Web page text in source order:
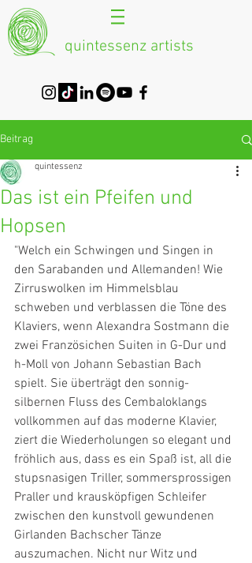
quintessenz artists
Beitrag
Das ist ein Pfeifen und
Hopsen
quintessenz
"Welch ein Schwingen und Singen in
den Sarabanden und Allemanden! Wie
Zirruswolken im Himmelsblau
schweben und verblassen die Töne des
Klaviers, wenn Alexandra Sostmann die
zwei Französichen Suiten in G-Dur und
h-Moll von Johann Sebastian Bach
spielt. Sie überträgt den sonnig-
silbernen Fluss des Cembaloklangs
vollkommen auf das moderne Klavier,
ziert die Wiederholungen so elegant und
fröhlich aus, dass es ein Spaß ist, all die
stupsnasigen Triller, sommersprossigen
Praller und krausköpfigen Schleifer
zwischen den kunstvoll gewundenen
Girlanden Bachscher Tänze
auszumachen. Nicht nur Witz und